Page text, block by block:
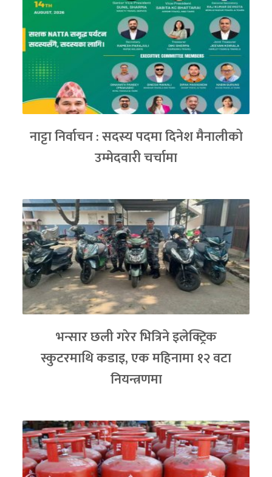
नाट्टा निर्वाचन : सदस्य पदमा दिनेश मैनालीको
उम्मेदवारी चर्चामा
भन्सार छली गरेर भित्रिने इलेक्ट्रिक
स्कुटरमाथि कडाइ, एक महिनामा १२ वटा
नियन्त्रणमा